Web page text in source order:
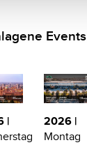
Events
|
2026 |
Montag